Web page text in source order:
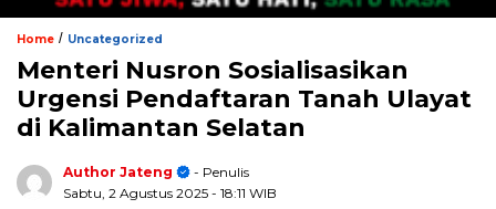
Home / Uncategorized
Menteri Nusron Sosialisasikan
Urgensi Pendaftaran Tanah Ulayat
di Kalimantan Selatan
Author Jateng
- Penulis
Sabtu, 2 Agustus 2025 - 18:11 WIB